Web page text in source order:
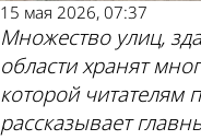
15 мая 2026, 07:37
Множество улиц,
области хранят
которой читателям
рассказывает